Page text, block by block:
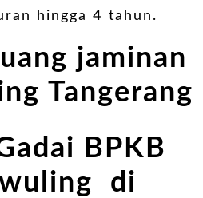
hingga 4 tahun.
jaminan
Tangerang
BPKB
di